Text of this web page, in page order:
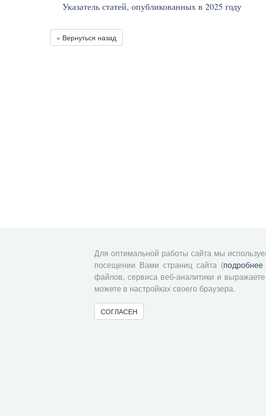
Указатель статей, опубликованных в 2025 году
« Вернуться назад
Для оптимальной работы сайта мы
посещении Вами страниц сайта (
файлов, сервиса веб-аналитики и выражаете
можете в настройках своего браузера.
СОГЛАСЕН